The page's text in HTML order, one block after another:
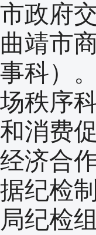
市政府
曲靖市
事科）
场秩序
和消费
经济合
据纪检
局纪检组